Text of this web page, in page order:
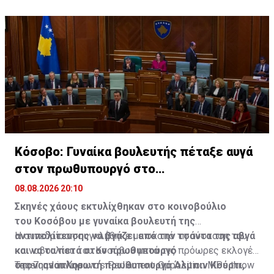
Κόσοβο: Γυναίκα βουλευτής πέταξε αυγά
στον πρωθυπουργό στο
κοινοβούλιο(ΒΙΝΤΕΟ)
08.08.2026 20:10
Σκηνές χάους εκτυλίχθηκαν στο κοινοβούλιο
του Κοσόβου με γυναίκα βουλευτή της
αντιπολίτευσης να βγάζει από την τσάντα της αβγά
και να τα πετά στον πρωθυπουργό
στον αναπληρωτή πρωθυπουργό Άλμπιν Κούρτι,
Η συνεδρίαση συγκλήθηκε με σκοπό τη σύσταση του
κοινοβουλίου του Κοσόβου μετά τις πρόωρες εκλογές
της 7ης Ιουνίου.
Tensions in Kosovo’s Parliament: Opposition MPs throw